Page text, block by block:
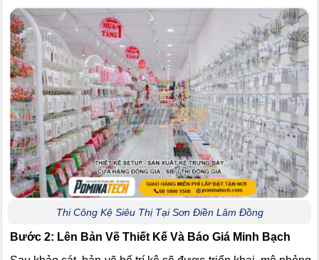
Thi Công Kệ Siêu Thị Tại Sơn Điền Lâm Đồng
Bước 2: Lên Bản Vẽ Thiết Kế Và Báo Giá Minh Bạch